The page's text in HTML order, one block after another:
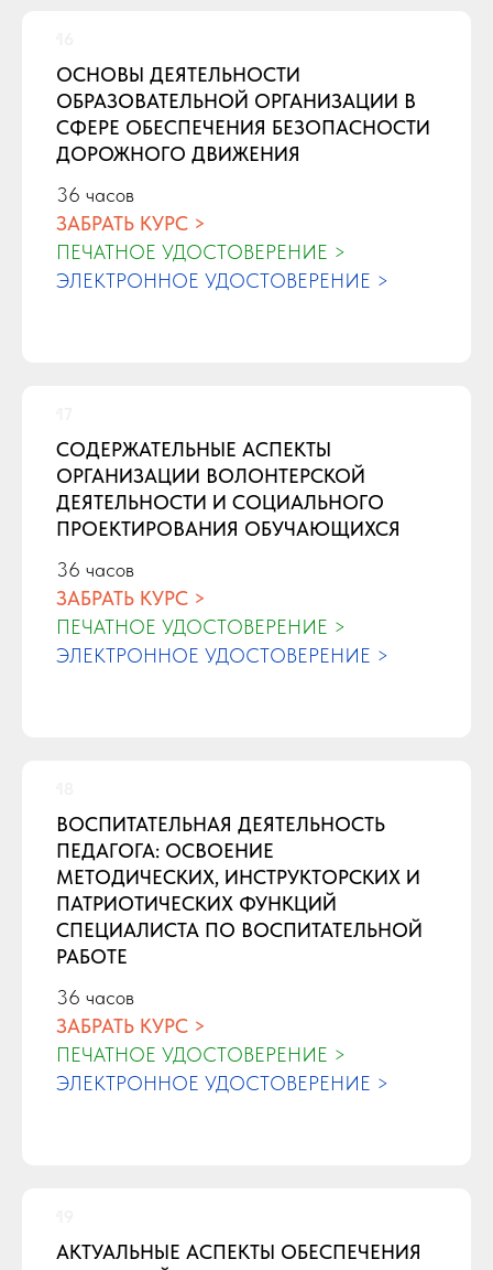
ОСНОВЫ ДЕЯТЕЛЬНОСТИ
ОБРАЗОВАТЕЛЬНОЙ ОРГАНИЗАЦИИ В
СФЕРЕ ОБЕСПЕЧЕНИЯ БЕЗОПАСНОСТИ
ДОРОЖНОГО ДВИЖЕНИЯ
36 часов
ЗАБРАТЬ КУРС >
ПЕЧАТНОЕ УДОСТОВЕРЕНИЕ >
ЭЛЕКТРОННОЕ УДОСТОВЕРЕНИЕ >
СОДЕРЖАТЕЛЬНЫЕ АСПЕКТЫ
ОРГАНИЗАЦИИ ВОЛОНТЕРСКОЙ
ДЕЯТЕЛЬНОСТИ И СОЦИАЛЬНОГО
ПРОЕКТИРОВАНИЯ ОБУЧАЮЩИХСЯ
36 часов
ЗАБРАТЬ КУРС >
ПЕЧАТНОЕ УДОСТОВЕРЕНИЕ >
ЭЛЕКТРОННОЕ УДОСТОВЕРЕНИЕ >
ВОСПИТАТЕЛЬНАЯ ДЕЯТЕЛЬНОСТЬ
ПЕДАГОГА: ОСВОЕНИЕ
МЕТОДИЧЕСКИХ, ИНСТРУКТОРСКИХ И
ПАТРИОТИЧЕСКИХ ФУНКЦИЙ
СПЕЦИАЛИСТА ПО ВОСПИТАТЕЛЬНОЙ
РАБОТЕ
36 часов
ЗАБРАТЬ КУРС >
ПЕЧАТНОЕ УДОСТОВЕРЕНИЕ >
ЭЛЕКТРОННОЕ УДОСТОВЕРЕНИЕ >
АКТУАЛЬНЫЕ АСПЕКТЫ ОБЕСПЕЧЕНИЯ